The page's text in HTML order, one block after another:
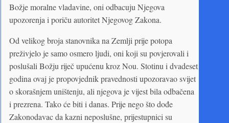
Božje moralne vladavine, oni odbacuju Njegova
upozorenja i poriču autoritet Njegovog Zakona.
Od velikog broja stanovnika na Zemlji prije potopa
preživjelo je samo osmero ljudi, oni koji su povjerovali i
poslušali Božju riječ upućenu kroz Nou. Stotinu i dvadeset
godina ovaj je propovjednik pravednosti upozoravao svijet
o skorašnjem uništenju, ali njegova je vijest bila odbačena
i prezrena. Tako će biti i danas. Prije nego što dođe
Zakonodavac da kazni neposlušne, prijestupnici su